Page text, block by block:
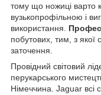
тому що ножиці варто
вузькопрофільною і
використання.
побутових, тим, з якої
заточення.
Провідний світовий
перукарського
Німеччина. Jaguar всі